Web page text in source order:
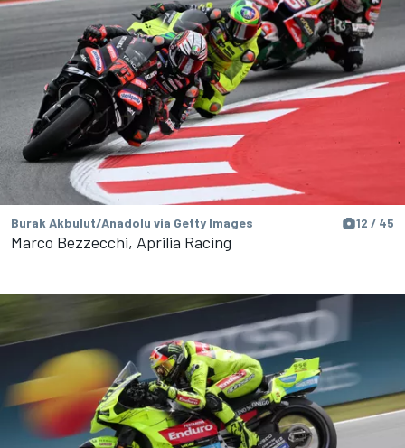
Burak Akbulut/Anadolu via Getty Images 12 / 45
Marco Bezzecchi, Aprilia Racing